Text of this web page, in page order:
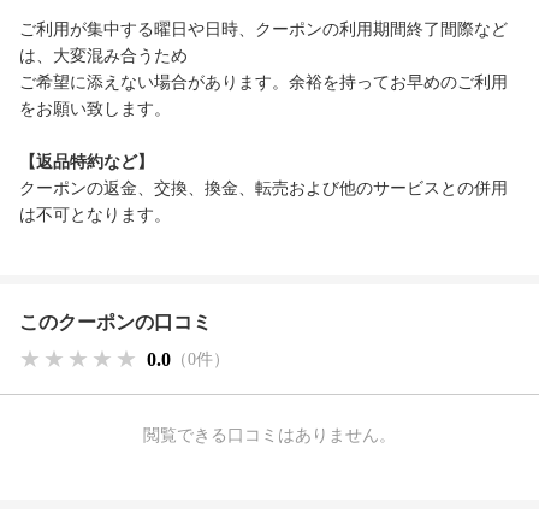
ご利用が集中する曜日や日時、クーポンの利用期間終了間際など
は、大変混み合うため
ご希望に添えない場合があります。余裕を持ってお早めのご利用
をお願い致します。
【返品特約など】
クーポンの返金、交換、換金、転売および他のサービスとの併用
は不可となります。
このクーポンの口コミ
★★★★★
★★★★★
★★★★★ 0.0 （0件）
閲覧できる口コミはありません。